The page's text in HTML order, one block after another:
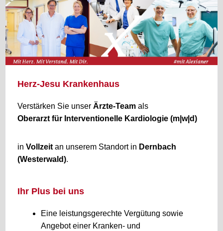
Herz-Jesu Krankenhaus
Verstärken Sie unser Ärzte-Team als
Oberarzt für Interventionelle Kardiologie (m|w|d)
in Vollzeit an unserem Standort in Dernbach
(Westerwald).
Ihr Plus bei uns
Eine leistungsgerechte Vergütung sowie
Angebot einer Kranken- und